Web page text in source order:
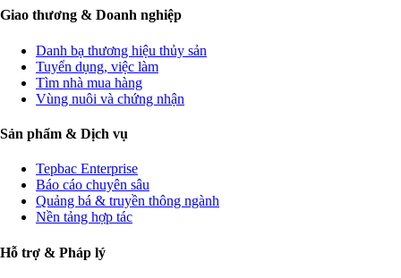
Giao thương & Doanh nghiệp
Danh bạ thương hiệu thủy sản
Tuyển dụng, việc làm
Tìm nhà mua hàng
Vùng nuôi và chứng nhận
Sản phẩm & Dịch vụ
Tepbac Enterprise
Báo cáo chuyên sâu
Quảng bá & truyền thông ngành
Nền tảng hợp tác
Hỗ trợ & Pháp lý